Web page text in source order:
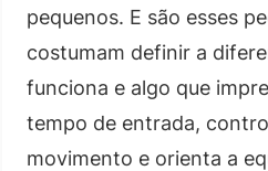
pequenos. E são esses
costumam definir a
funciona e algo que
tempo de entrada,
movimento e orienta a